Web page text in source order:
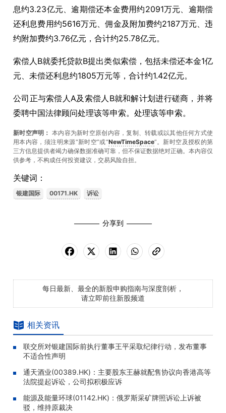
息约3.23亿元、逾期偿还本金费用约2091万元、逾期偿
还利息费用约5616万元、佣金及附加费约2187万元、违
约附加费约3.76亿元，合计约25.78亿元。
索偿人B就委托贷款B提出类似索偿，包括未偿还本金1亿
元、未偿还利息约1805万元等，合计约1.42亿元。
公司正与索偿人A及索偿人B就和解计划进行磋商，并将
委聘中国法律顾问处理该等申索。处理该等申索。
新时空声明： 本内容为新时空原创内容，复制、转载或以其他任何方式使
用本内容，须注明来源“新时空”或“NewTimeSpace”。新时空及授权的第
三方信息提供者竭力确保数据准确可靠，但不保证数据绝对正确。本內容仅
供参考，不构成任何投资建议，交易风险自担。
关键词：
银建国际 00171.HK 诉讼
分享到
每日最新、最全的新股申购指南与深度剖析，
请立即前往新股频道
相关资讯
联交所对银建国际前执行董事王平采取纪律行动，发布董事
不适合性声明
通天酒业(00389.HK)：主要股东王赫就配售协议向香港高等
法院提起诉讼，公司拟积极应诉
能源及能量环球(01142.HK)：俄罗斯采矿牌照诉讼上诉被
驳，维持原裁决